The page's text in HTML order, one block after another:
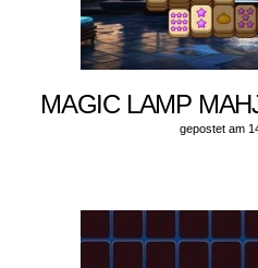
MAGIC LAMP
gepostet am